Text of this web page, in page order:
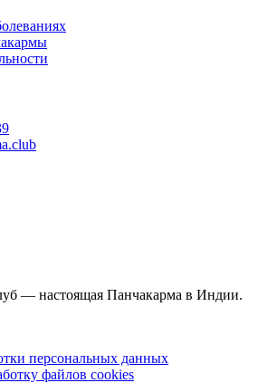
— настоящая Панчакарма в Индии.
персональных данных
файлов cookies